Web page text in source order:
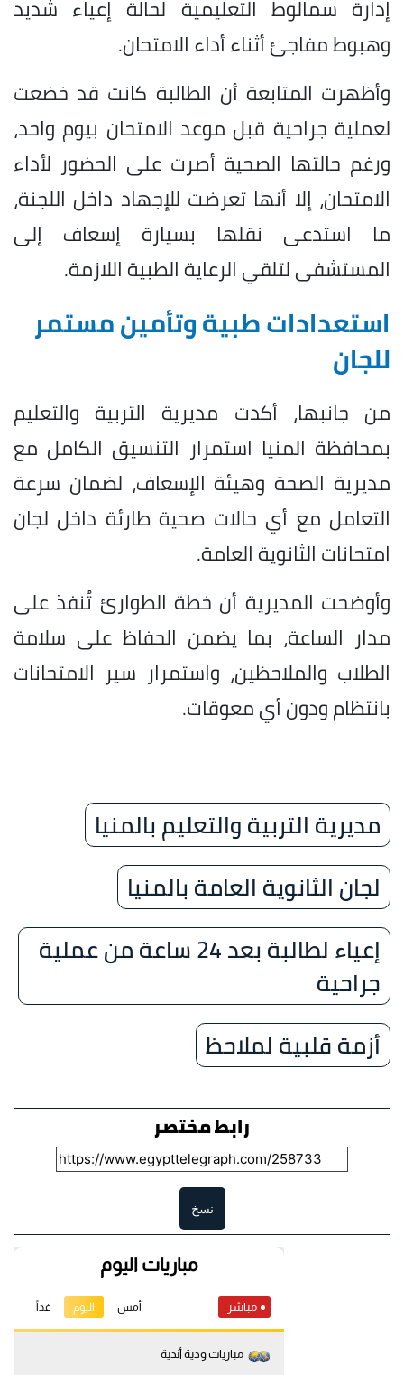
إدارة سمالوط التعليمية لحالة إعياء شديد
وهبوط مفاجئ أثناء أداء الامتحان.
وأظهرت المتابعة أن الطالبة كانت قد خضعت
لعملية جراحية قبل موعد الامتحان بيوم واحد،
ورغم حالتها الصحية أصرت على الحضور لأداء
الامتحان، إلا أنها تعرضت للإجهاد داخل اللجنة،
ما استدعى نقلها بسيارة إسعاف إلى
المستشفى لتلقي الرعاية الطبية اللازمة.
استعدادات طبية وتأمين مستمر
للجان
من جانبها، أكدت مديرية التربية والتعليم
بمحافظة المنيا استمرار التنسيق الكامل مع
مديرية الصحة وهيئة الإسعاف، لضمان سرعة
التعامل مع أي حالات صحية طارئة داخل لجان
امتحانات الثانوية العامة.
وأوضحت المديرية أن خطة الطوارئ تُنفذ على
مدار الساعة، بما يضمن الحفاظ على سلامة
الطلاب والملاحظين، واستمرار سير الامتحانات
بانتظام ودون أي معوقات.
مديرية التربية والتعليم بالمنيا
لجان الثانوية العامة بالمنيا
إعياء لطالبة بعد 24 ساعة من عملية
جراحية
أزمة قلبية لملاحظ
رابط مختصر
نسخ